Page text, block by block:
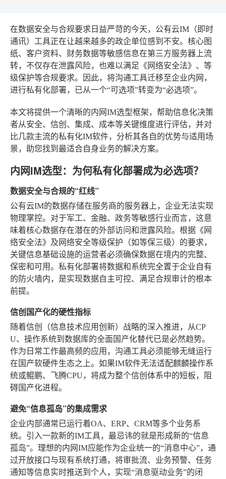
在数据安全与合规要求日益严苛的今天，公有云IM（即时
通讯）工具正在让越来越多的政企单位感到不安。核心图
纸、客户资料、财务数据等敏感信息在第三方服务器上流
转，不仅存在泄露风险，也难以满足《网络安全法》、等
级保护等合规要求。因此，将沟通工具迁移至企业内网，
进行私有化部署，已从一个“可选项”转变为“必选项”。
本文将提供一个清晰的内网IM选型框架，帮助信息化决策
者从安全、信创、集成、成本等关键维度进行评估，并对
比几款主流的私有化IM软件，分析其各自的优势与适用场
景，助您找到最适合自身业务的解决方案。
内网IM选型：为何私有化部署成为必选项？
数据安全与合规的“红线”
公有云IM的数据存储在服务商的服务器上，企业无法实现
物理掌控。对于军工、金融、政务等敏感行业而言，这意
味着核心数据存在潜在的外部访问和泄露风险。根据《网
络安全法》及网络安全等级保护（如等保三级）的要求，
关键信息基础设施的运营者必须确保数据在境内的完整、
保密和可用。私有化部署将数据和系统完全置于企业自有
的防火墙内，是实现数据自主可控、满足合规审计的根本
前提。
信创国产化的硬性指标
随着信创（信息技术应用创新）战略的深入推进，从CP
U、操作系统到数据库的全面国产化替代已是必然趋势。
作为日常工作最高频的应用，沟通工具必须能够无缝运行
在国产软硬件生态之上。如果IM软件无法适配麒麟操作系
统或鲲鹏、飞腾CPU，将成为整个信创体系中的短板，阻
碍国产化进程。
避免“信息孤岛”的集成需求
企业内部通常已运行着OA、ERP、CRM等多个业务系
统。引入一款新的IM工具，最忌讳的就是形成新的“信息
孤岛”。理想的内网IM应能作为企业统一的“消息中心”，通
过开放接口与现有系统打通，将审批流、业务预警、任务
通知等信息实时推送到个人，实现“消息驱动业务”的闭